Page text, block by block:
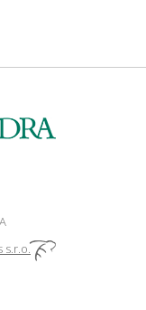
s.r.o.